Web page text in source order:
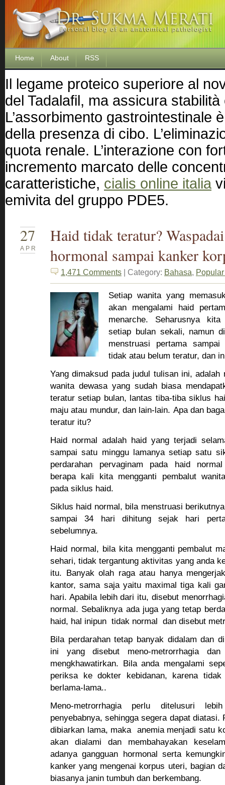
Home About RSS
Il legame proteico superiore al
del Tadalafil, ma assicura
L’assorbimento gastrointestinale
della presenza di cibo.
quota renale. L’interazione con
incremento marcato delle
caratteristiche, cialis online italia
emivita del gruppo PDE5.
27
APR
Haid tidak teratur?
hormonal sampai kanker
1,471 Comments | Category: Bahasa,
Setiap wanita yang
akan mengalami haid
menarche. Seharusnya
setiap bulan sekali, namun
menstruasi pertama
tidak atau belum teratur, dan
Yang dimaksud pada judul tulisan ini, adalah
wanita dewasa yang sudah biasa
teratur setiap bulan, lantas tiba-tiba siklus
maju atau mundur, dan lain-lain. Apa dan
teratur itu?
Haid normal adalah haid yang terjadi
sampai satu minggu lamanya setiap satu
perdarahan pervaginam pada haid
berapa kali kita mengganti pembalut
pada siklus haid.
Siklus haid normal, bila menstruasi
sampai 34 hari dihitung sejak hari
sebelumnya.
Haid normal, bila kita mengganti pembalut
sehari, tidak tergantung aktivitas yang anda
itu. Banyak olah raga atau hanya
kantor, sama saja yaitu maximal tiga kali
hari. Apabila lebih dari itu, disebut
normal. Sebaliknya ada juga yang tetap
haid, hal inipun tidak normal dan disebut
Bila perdarahan tetap banyak didalam dan
ini yang disebut meno-metrorrhagia
mengkhawatirkan. Bila anda mengalami
periksa ke dokter kebidanan, karena tidak
berlama-lama..
Meno-metrorrhagia perlu ditelusuri
penyebabnya, sehingga segera dapat diatasi.
dibiarkan lama, maka anemia menjadi satu
akan dialami dan membahayakan
adanya gangguan hormonal serta
kanker yang mengenai korpus uteri, bagian
biasanya janin tumbuh dan berkembang.